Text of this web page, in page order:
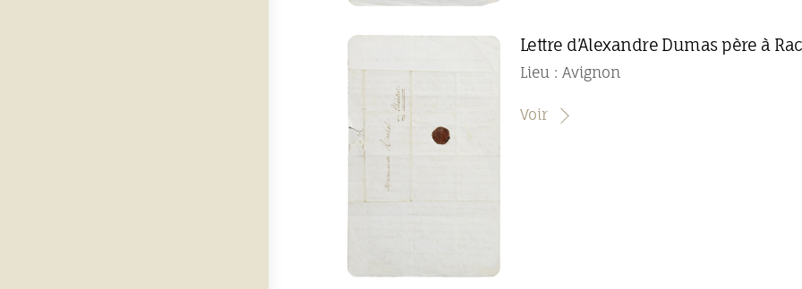
Lettre d’Alexandre Dumas père à
Lieu : Avignon
Voir